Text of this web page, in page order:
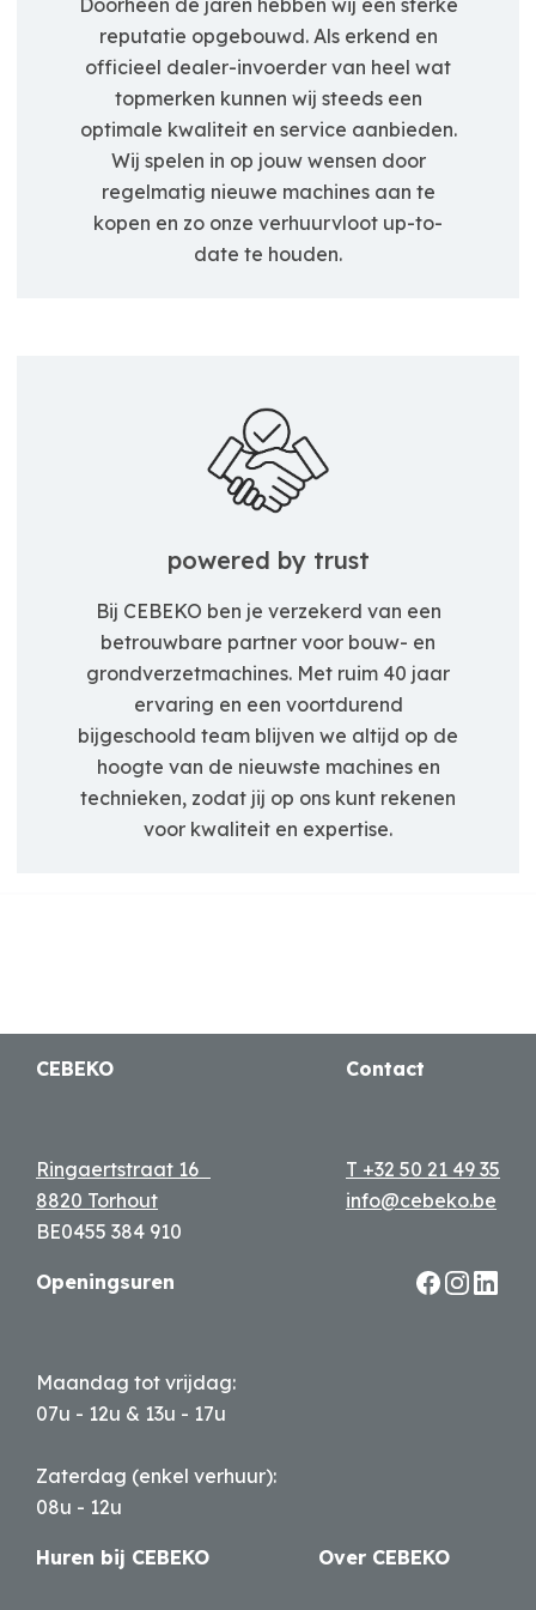
reputatie opgebouwd. Als erkend en
officieel dealer-invoerder van heel wat
topmerken kunnen wij steeds een
optimale kwaliteit en service aanbieden.
Wij spelen in op jouw wensen door
regelmatig nieuwe machines aan te
kopen en zo onze verhuurvloot up-to-
date te houden.
powered by trust
Bij CEBEKO ben je verzekerd van een
betrouwbare partner voor bouw- en
grondverzetmachines. Met ruim 40 jaar
ervaring en een voortdurend
bijgeschoold team blijven we altijd op de
hoogte van de nieuwste machines en
technieken, zodat jij op ons kunt rekenen
voor kwaliteit en expertise.
CEBEKO
Ringaertstraat 16
8820 Torhout
BE0455 384 910
Contact
T +32 50 21 49 35
info@cebeko.be
Openingsuren
Maandag tot vrijdag:
07u - 12u & 13u - 17u
Zaterdag (enkel verhuur):
08u - 12u
Huren bij CEBEKO Over CEBEKO